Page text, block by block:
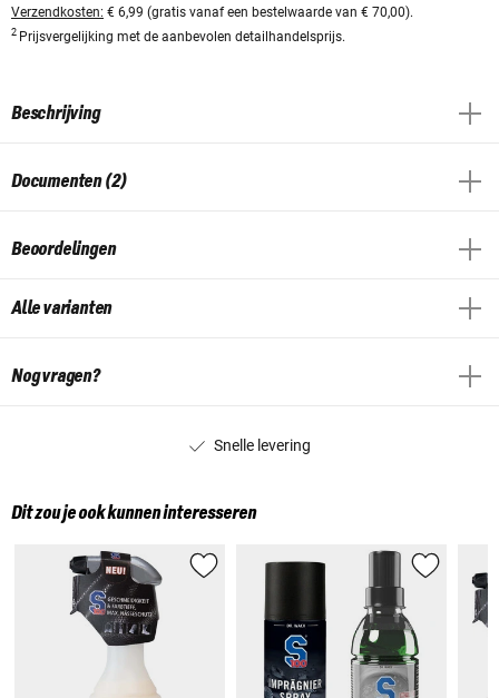
Verzendkosten: € 6,99 (gratis vanaf een bestelwaarde van € 70,00).
2 Prijsvergelijking met de aanbevolen detailhandelsprijs.
Beschrijving
Documenten (2)
Beoordelingen
Alle varianten
Nog vragen?
Snelle levering
Dit zou je ook kunnen interesseren